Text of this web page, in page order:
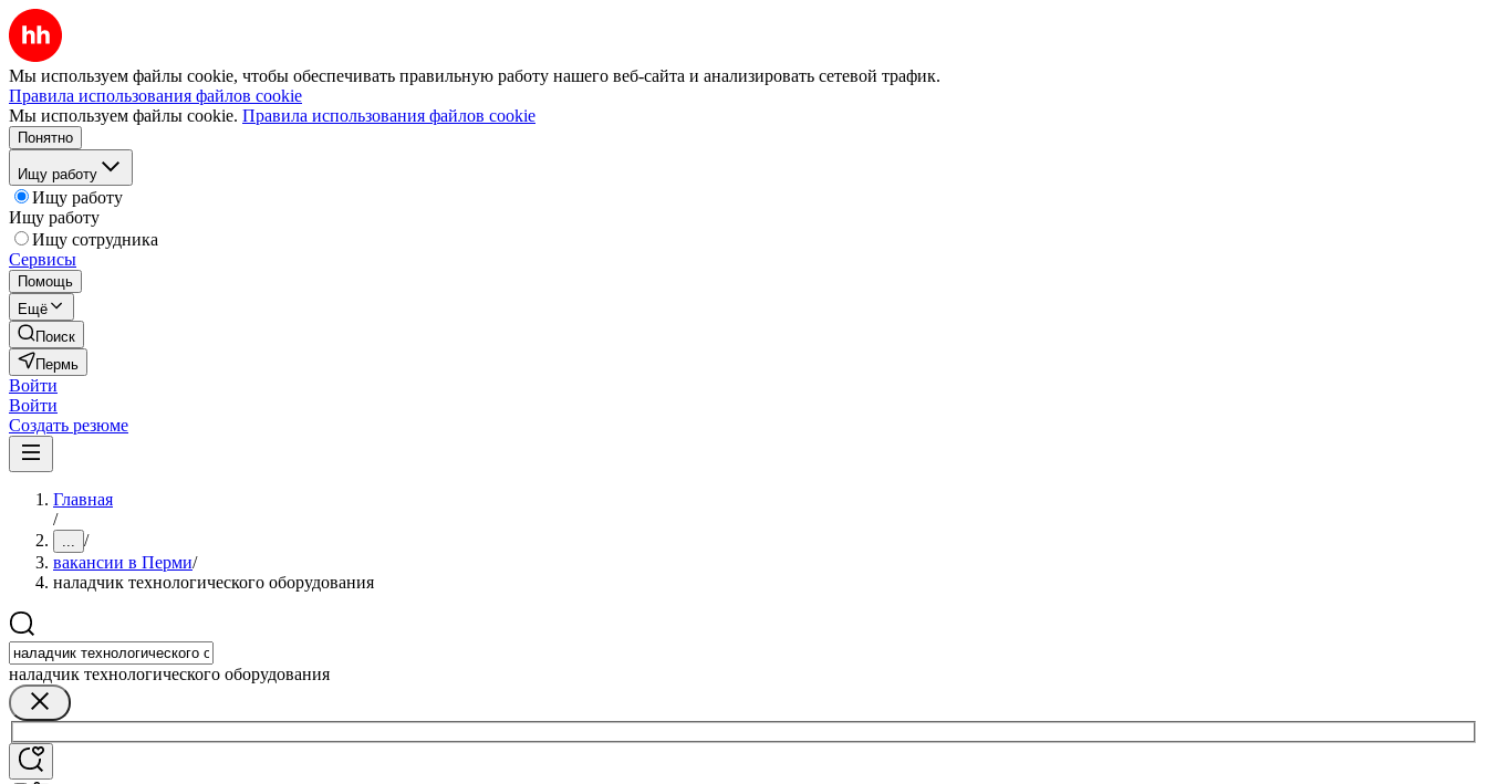
Мы используем файлы cookie, чтобы обеспечивать правильную работу нашего веб-сайта и анализировать сетевой трафик.
Правила использования файлов cookie
Мы используем файлы cookie. Правила использования файлов cookie
Понятно
Ищу работу
Ищу работу
Ищу работу
Ищу сотрудника
Сервисы
Помощь
Ещё
Поиск
Пермь
Войти
Войти
Создать резюме
Главная
/
... /
вакансии в Перми/
наладчик технологического оборудования
наладчик технологического оборудования